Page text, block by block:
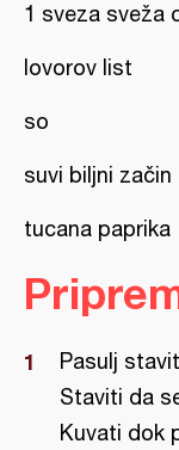
1 sveza sveža
lovorov list
so
suvi biljni začin
tucana paprika
Pasulj
Staviti da
Kuvati dok